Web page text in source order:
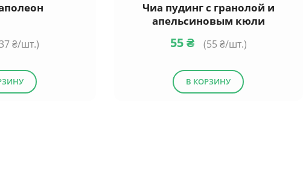
₴/шт.)
Чиа пудинг с гранолой и
апельсиновым кюли
55₴ (55₴/шт.)
В КОРЗИНУ